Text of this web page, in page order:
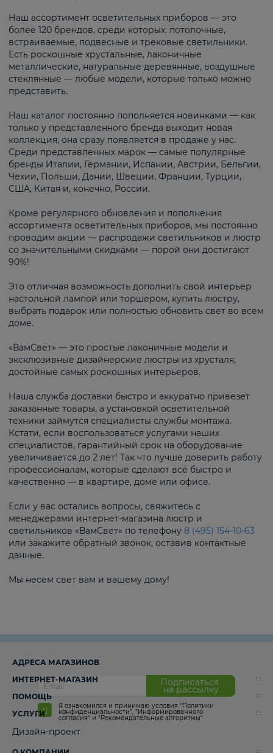
Наш ассортимент осветительных приборов — это
более 120 брендов, среди которых: потолочные,
встраиваемые, подвесные и трековые светильники.
Есть роскошные хрустальные, лаконичные
металлические, натуральные деревянные, воздушные
стеклянные — любые модели, которые только можно
представить.
Наш каталог постоянно пополняется новинками — как
только у представленного бренда выходит новая
коллекция, она сразу появляется в продаже у нас.
Среди представленных марок — самые популярные
бренды Италии, Германии, Испании, Австрии, Бельгии,
Чехии, Польши, Дании, Швеции, Франции, Турции,
США, Китая и, конечно, России.
Кроме регулярного обновления и пополнения
ассортимента осветительных приборов, мы постоянно
проводим акции — распродажи светильников и люстр
со значительными скидками — порой они достигают
90%!
Это отличная возможность дополнить свой интерьер
настольной лампой или торшером, купить люстру,
выбрать подарок или полностью обновить свет во всем
доме.
«ВамСвет» — это простые лаконичные модели и
эксклюзивные дизайнерские люстры из хрусталя,
достойные самых роскошных интерьеров.
Наша служба доставки быстро и аккуратно привезет
заказанные товары, а установкой осветительной
техники займутся специалисты службы монтажа.
Кстати, если воспользоваться услугами наших
специалистов, гарантийный срок на оборудование
увеличивается до 2 лет! Так что лучше доверить работу
профессионалам, которые сделают всё быстро и
качественно — в квартире, доме или офисе.
Если у вас остались вопросы, свяжитесь с
менеджерами интернет-магазина люстр и
светильников «ВамСвет» по телефону 8 (495) 154-10-63
или закажите обратный звонок, оставив контактные
данные.
Мы несем свет вам и вашему дому!
Подписаться
на рассылку
Я ознакомился и принимаю условия “Политики
конфиденциальности”, “Информированного
согласия“ и “Рекомендательные алгоритмы“
АДРЕСА МАГАЗИНОВ
ИНТЕРНЕТ-МАГАЗИН
ПОМОЩЬ
УСЛУГИ
Дизайн-проект